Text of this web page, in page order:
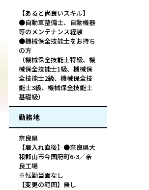
【あると尚良いスキル】
●自動車整備士、自動機器
等のメンテナンス経験
●機械保全技能士をお持ち
の方
（機械保全技能士特級、機
械保全技能士1級、機械保
全技能士2級、機械保全技
能士3級、機械保全技能士
基礎級）
勤務地
奈良県
【雇入れ直後】●奈良県大
和郡山市今国府町6-3／奈
良工場
※転勤当面なし
【変更の範囲】無し